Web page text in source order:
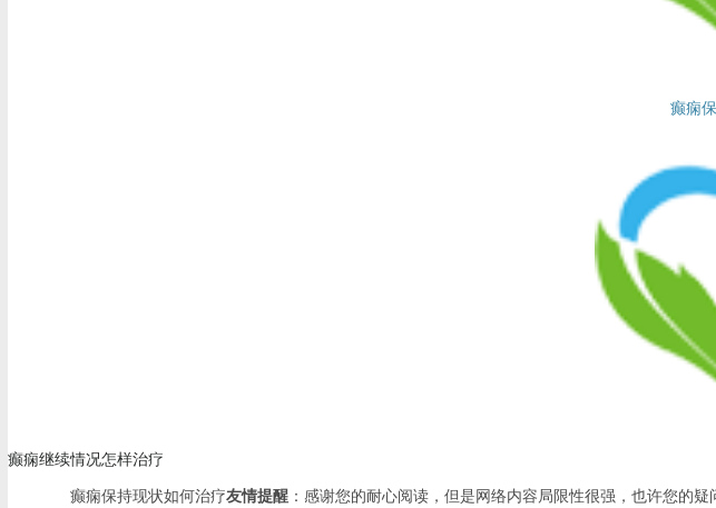
癫痫
癫痫继续情况怎样治疗
癫痫保持现状如何治疗友情提醒：感谢您的耐心阅读，但是网络内容局限性很强，也许您的